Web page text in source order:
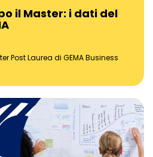
il Master: i dati del
Post Laurea di GEMA Business